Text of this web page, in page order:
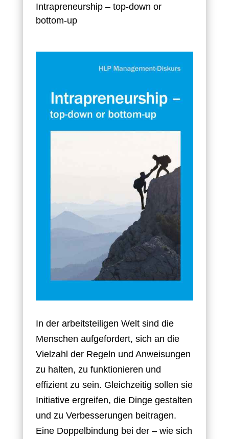
Intrapreneurship – top-down or
bottom-up
In der arbeitsteiligen Welt sind die
Menschen aufgefordert, sich an die
Vielzahl der Regeln und Anweisungen
zu halten, zu funktionieren und
effizient zu sein. Gleichzeitig sollen sie
Initiative ergreifen, die Dinge gestalten
und zu Verbesserungen beitragen.
Eine Doppelbindung bei der – wie sich